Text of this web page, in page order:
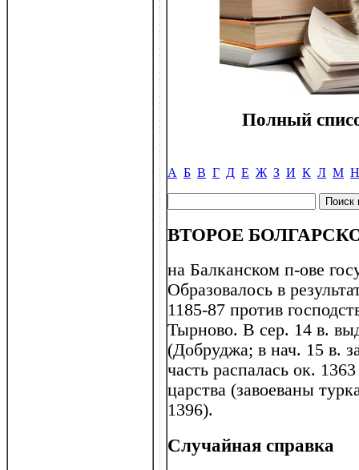
Полный
А Б В Г Д Е Ж З И К Л М Н
ВТОРОЕ
на Балканском п-ове
Образовалось в
1185-87 против
Тырново. В сер. 14 в.
(Добруджа; в нач. 15 в.
часть распалась ок.
царства (завоеваны
1396).
Случайная справка